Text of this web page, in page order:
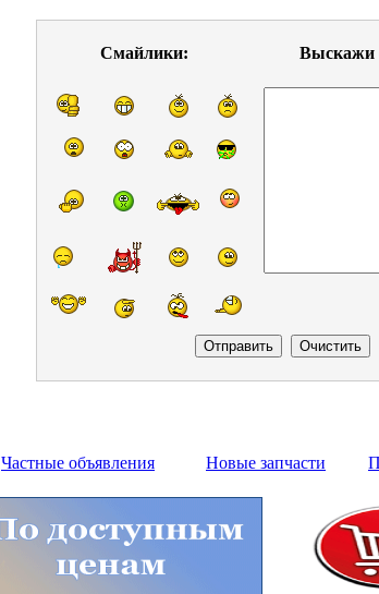
Смайлики: Выскажи
Частные объявления Новые запчасти